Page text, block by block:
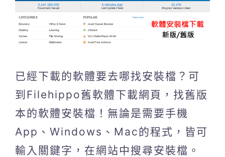
已經下載的軟體要去哪找安裝檔？可
到Filehippo舊軟體下載網頁，找舊版
本的軟體安裝檔！無論是需要手機
App、Windows、Mac的程式，皆可
輸入關鍵字，在網站中搜尋安裝檔。